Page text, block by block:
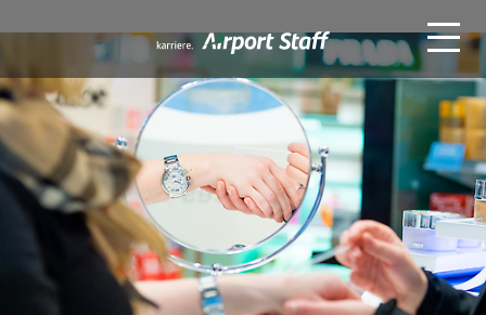
springen
Airport
Staff